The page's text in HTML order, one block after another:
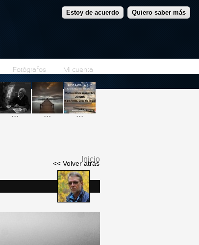
Estoy de acuerdo Quiero saber más
Fotógrafos Mi cuenta
... ... ...
Se encuentra usted
aquí
Inicio
<< Volver atrás